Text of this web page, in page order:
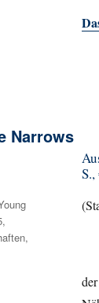
Narrows
,
,